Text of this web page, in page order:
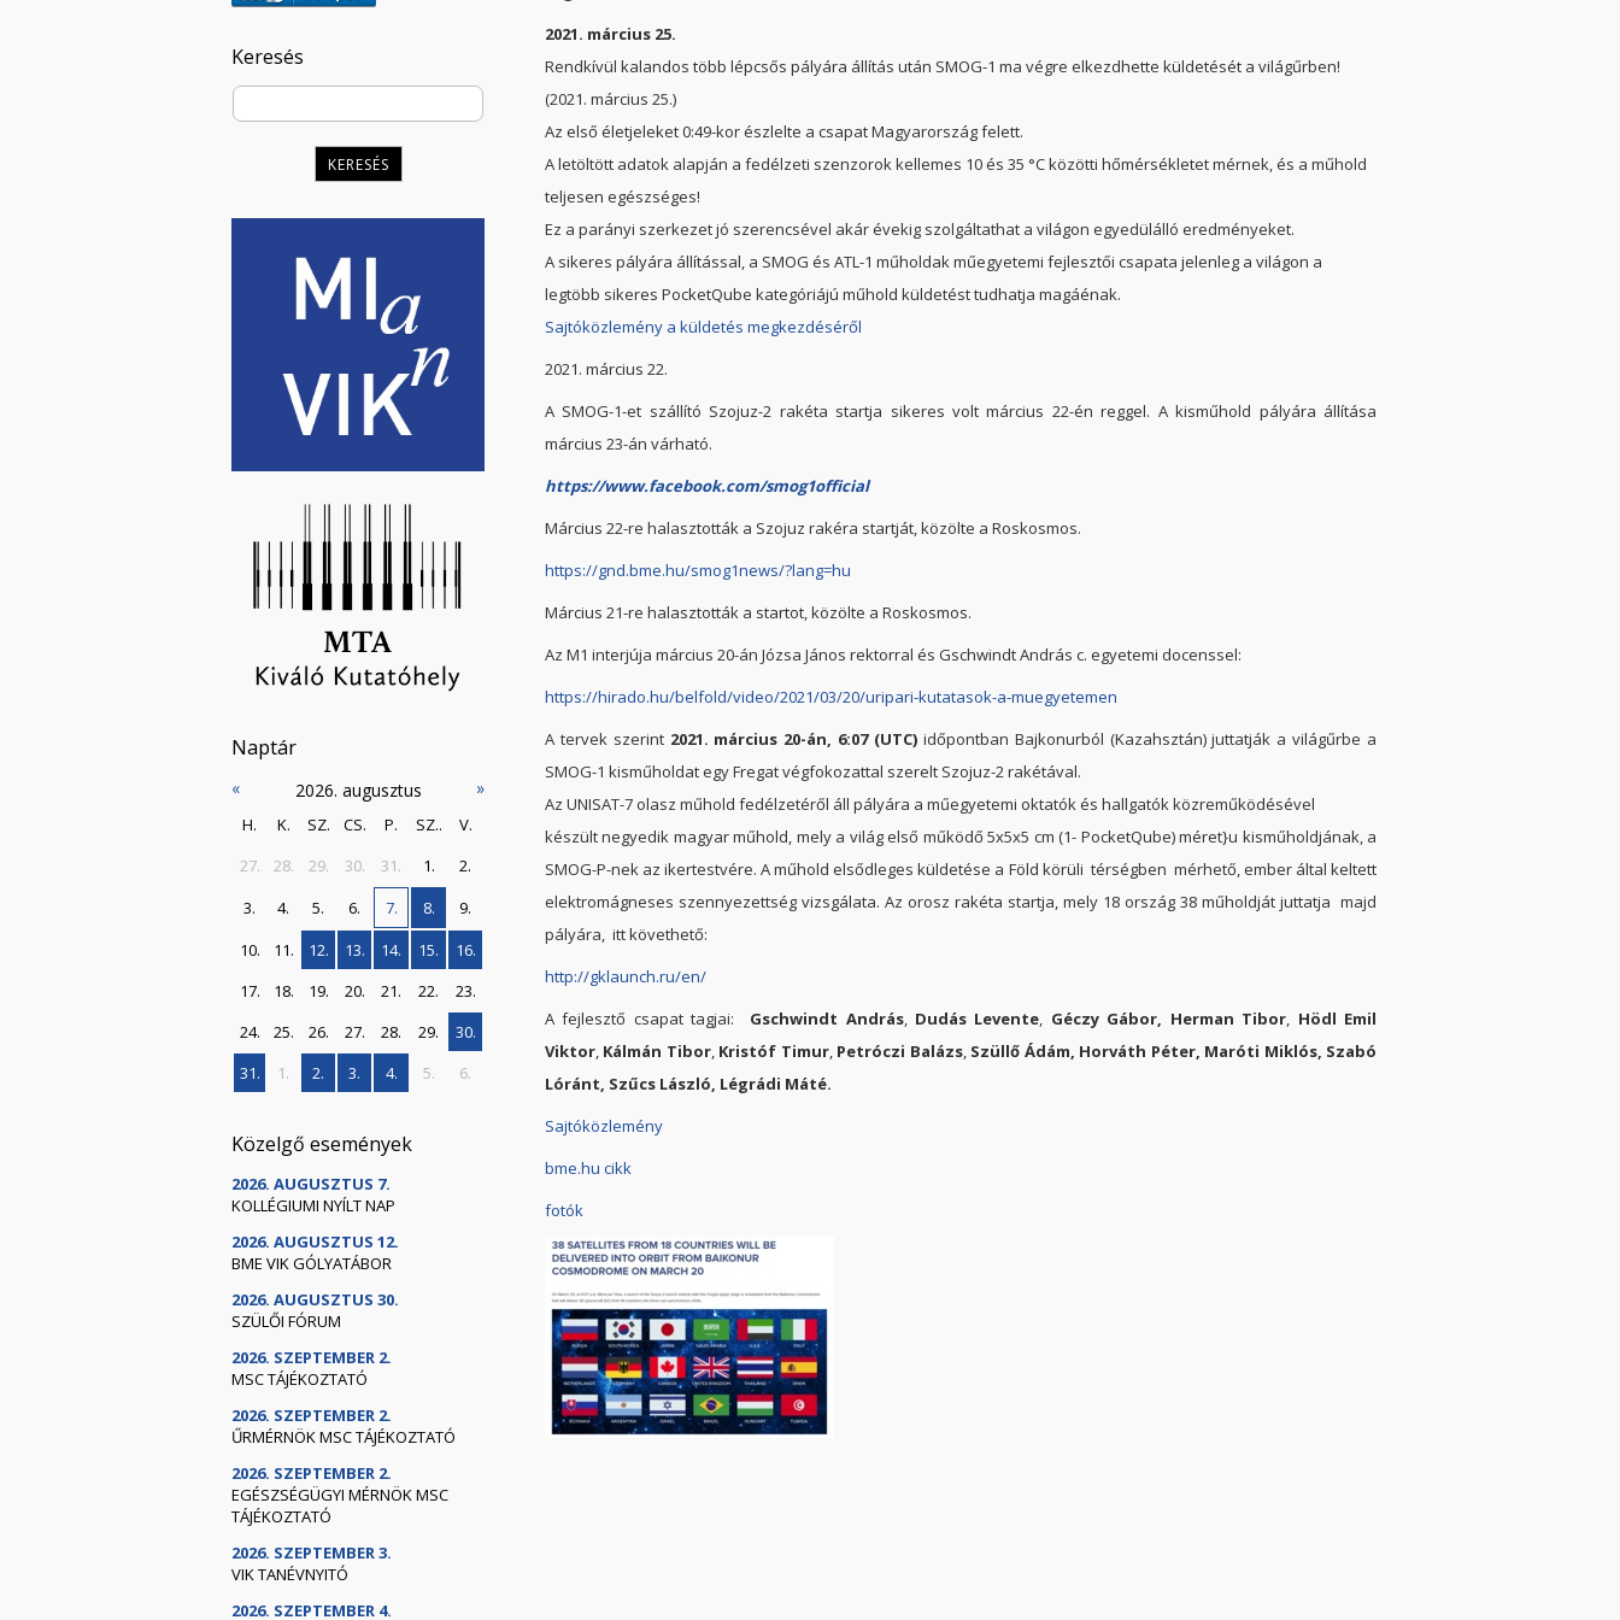
Keresés
Naptár
« 2026. augusztus »
H. K. SZ. CS. P. SZ..
V.
27.
28. 29. 30. 31. 1.
2.
3.
4. 5. 6. 7. 8.
9.
10.
11. 12. 13. 14. 15.
16.
17.
18. 19. 20. 21. 22.
23.
24.
25. 26. 27. 28. 29.
30.
31.
1. 2. 3. 4. 5. 6.
Közelgő események
2026. AUGUSZTUS 7.
KOLLÉGIUMI NYÍLT NAP
2026. AUGUSZTUS 12.
BME VIK GÓLYATÁBOR
2026. AUGUSZTUS 30.
SZÜLŐI FÓRUM
2026. SZEPTEMBER 2.
MSC TÁJÉKOZTATÓ
2026. SZEPTEMBER 2.
ŰRMÉRNÖK MSC TÁJÉKOZTATÓ
2026. SZEPTEMBER 2.
EGÉSZSÉGÜGYI MÉRNÖK MSC
TÁJÉKOZTATÓ
2026. SZEPTEMBER 3.
VIK TANÉVNYITÓ
2026. SZEPTEMBER 4.
2021. március 25.
Rendkívül kalandos több lépcsős pályára állítás után SMOG-1 ma végre elkezdhette küldetését a világűrben!
(2021. március 25.)
Az első életjeleket 0:49-kor észlelte a csapat Magyarország felett.
A letöltött adatok alapján a fedélzeti szenzorok kellemes 10 és 35 °C közötti hőmérsékletet mérnek, és a műhold
teljesen egészséges!
Ez a parányi szerkezet jó szerencsével akár évekig szolgáltathat a világon egyedülálló eredményeket.
A sikeres pályára állítással, a SMOG és ATL-1 műholdak műegyetemi fejlesztői csapata jelenleg a világon a
legtöbb sikeres PocketQube kategóriájú műhold küldetést tudhatja magáénak.
Sajtóközlemény a küldetés megkezdéséről
2021. március 22.
A SMOG-1-et szállító Szojuz-2 rakéta startja sikeres volt március 22-én reggel. A kisműhold pályára állítása
március 23-án várható.
https://www.facebook.com/smog1official
Március 22-re halasztották a Szojuz rakéra startját, közölte a Roskosmos.
https://gnd.bme.hu/smog1news/?lang=hu
Március 21-re halasztották a startot, közölte a Roskosmos.
Az M1 interjúja március 20-án Józsa János rektorral és Gschwindt András c. egyetemi docenssel:
https://hirado.hu/belfold/video/2021/03/20/uripari-kutatasok-a-muegyetemen
A tervek szerint 2021. március 20-án, 6:07 (UTC) időpontban Bajkonurból (Kazahsztán) juttatják a világűrbe a
SMOG-1 kisműholdat egy Fregat végfokozattal szerelt Szojuz-2 rakétával.
Az UNISAT-7 olasz műhold fedélzetéről áll pályára a műegyetemi oktatók és hallgatók közreműködésével
készült negyedik magyar műhold, mely a világ első működő 5x5x5 cm (1- PocketQube) méret}u kisműholdjának, a
SMOG-P-nek az ikertestvére. A műhold elsődleges küldetése a Föld körüli térségben mérhető, ember által keltett
elektromágneses szennyezettség vizsgálata. Az orosz rakéta startja, mely 18 ország 38 műholdját juttatja majd
pályára, itt követhető:
http://gklaunch.ru/en/
A fejlesztő csapat tagjai:
Gschwindt András,Dudás Levente, Géczy Gábor, Herman Tibor, Hödl Emil
Viktor, Kálmán Tibor,Kristóf Timur,Petróczi Balázs,Szüllő Ádám, Horváth Péter, Maróti Miklós, Szabó
Lóránt, Szűcs László, Légrádi Máté.
Sajtóközlemény
bme.hu cikk
fotók